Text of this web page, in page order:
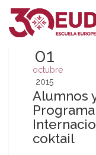
01
octubre
2015
Alumnos
coktail